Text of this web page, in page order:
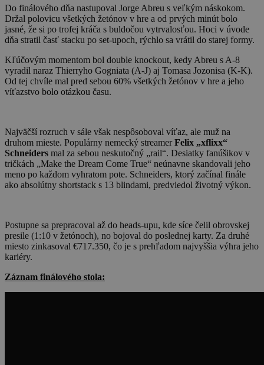
Do finálového dňa nastupoval Jorge Abreu s veľkým náskokom.
Držal polovicu všetkých žetónov v hre a od prvých minút bolo
jasné, že si po trofej kráča s buldočou vytrvalosťou. Hoci v úvode
dňa stratil časť stacku po set-upoch, rýchlo sa vrátil do starej formy.
Kľúčovým momentom bol double knockout, kedy Abreu s A-8
vyradil naraz Thierryho Gogniata (A-J) aj Tomasa Jozonisa (K-K).
Od tej chvíle mal pred sebou 60% všetkých žetónov v hre a jeho
víťazstvo bolo otázkou času.
Najväčší rozruch v sále však nespôsoboval víťaz, ale muž na
druhom mieste. Populárny nemecký streamerFelix „xflixx“
Schneiders mal za sebou neskutočný „rail“. Desiatky fanúšikov v
tričkách „Make the Dream Come True“ neúnavne skandovali jeho
meno po každom vyhratom pote. Schneiders, ktorý začínal finále
ako absolútny shortstack s 13 blindami, predviedol životný výkon.
Postupne sa prepracoval až do heads-upu, kde síce čelil obrovskej
presile (1:10 v žetónoch), no bojoval do poslednej karty. Za druhé
miesto zinkasoval €717.350, čo je s prehľadom najvyššia výhra jeho
kariéry.
Záznam finálového stola: